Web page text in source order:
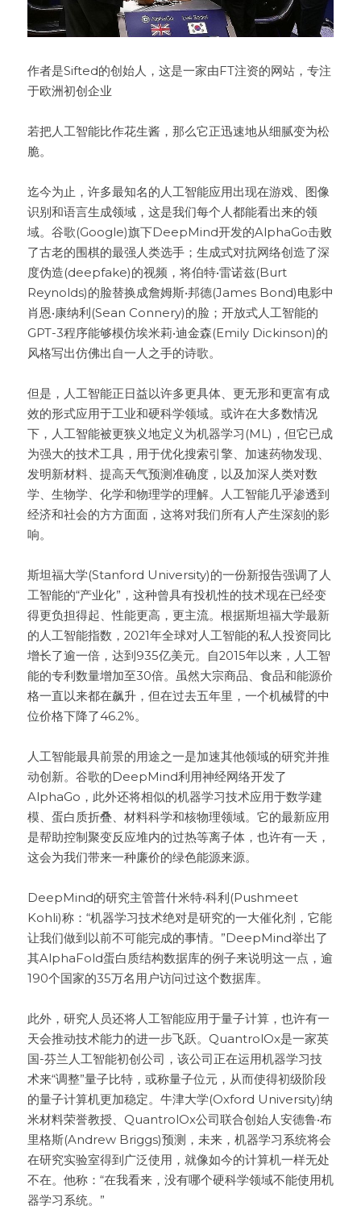
作者是Sifted的创始人，这是一家由FT注资的网站，专注
于欧洲初创企业
若把人工智能比作花生酱，那么它正迅速地从细腻变为松
脆。
迄今为止，许多最知名的人工智能应用出现在游戏、图像
识别和语言生成领域，这是我们每个人都能看出来的领
域。谷歌(Google)旗下DeepMind开发的AlphaGo击败
了古老的围棋的最强人类选手；生成式对抗网络创造了深
度伪造(deepfake)的视频，将伯特•雷诺兹(Burt
Reynolds)的脸替换成詹姆斯•邦德(James Bond)电影中
肖恩•康纳利(Sean Connery)的脸；开放式人工智能的
GPT-3程序能够模仿埃米莉•迪金森(Emily Dickinson)的
风格写出仿佛出自一人之手的诗歌。
但是，人工智能正日益以许多更具体、更无形和更富有成
效的形式应用于工业和硬科学领域。或许在大多数情况
下，人工智能被更狭义地定义为机器学习(ML)，但它已成
为强大的技术工具，用于优化搜索引擎、加速药物发现、
发明新材料、提高天气预测准确度，以及加深人类对数
学、生物学、化学和物理学的理解。人工智能几乎渗透到
经济和社会的方方面面，这将对我们所有人产生深刻的影
响。
斯坦福大学(Stanford University)的一份新报告强调了人
工智能的“产业化”，这种曾具有投机性的技术现在已经变
得更负担得起、性能更高，更主流。根据斯坦福大学最新
的人工智能指数，2021年全球对人工智能的私人投资同比
增长了逾一倍，达到935亿美元。自2015年以来，人工智
能的专利数量增加至30倍。虽然大宗商品、食品和能源价
格一直以来都在飙升，但在过去五年里，一个机械臂的中
位价格下降了46.2%。
人工智能最具前景的用途之一是加速其他领域的研究并推
动创新。谷歌的DeepMind利用神经网络开发了
AlphaGo，此外还将相似的机器学习技术应用于数学建
模、蛋白质折叠、材料科学和核物理领域。它的最新应用
是帮助控制聚变反应堆内的过热等离子体，也许有一天，
这会为我们带来一种廉价的绿色能源来源。
DeepMind的研究主管普什米特•科利(Pushmeet
Kohli)称：“机器学习技术绝对是研究的一大催化剂，它能
让我们做到以前不可能完成的事情。”DeepMind举出了
其AlphaFold蛋白质结构数据库的例子来说明这一点，逾
190个国家的35万名用户访问过这个数据库。
此外，研究人员还将人工智能应用于量子计算，也许有一
天会推动技术能力的进一步飞跃。QuantrolOx是一家英
国-芬兰人工智能初创公司，该公司正在运用机器学习技
术来“调整”量子比特，或称量子位元，从而使得初级阶段
的量子计算机更加稳定。牛津大学(Oxford University)纳
米材料荣誉教授、QuantrolOx公司联合创始人安德鲁•布
里格斯(Andrew Briggs)预测，未来，机器学习系统将会
在研究实验室得到广泛使用，就像如今的计算机一样无处
不在。他称：“在我看来，没有哪个硬科学领域不能使用机
器学习系统。”